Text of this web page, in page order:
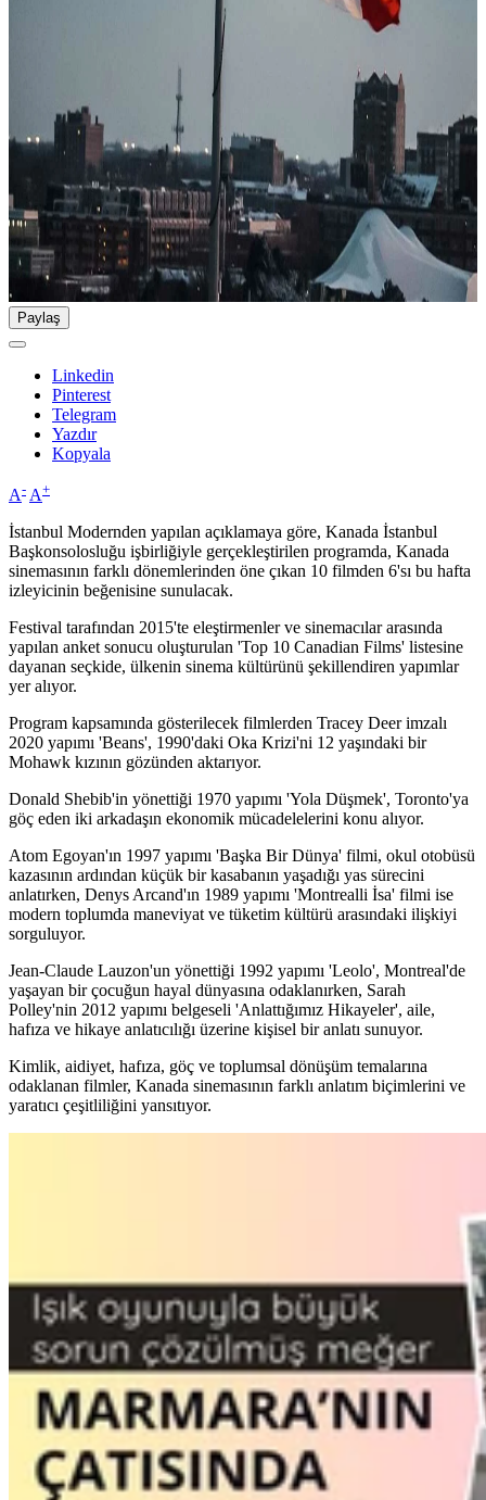
Paylaş
Linkedin
Pinterest
Telegram
Yazdır
Kopyala
A- A+
İstanbul Modernden yapılan açıklamaya göre, Kanada İstanbul
Başkonsolosluğu işbirliğiyle gerçekleştirilen programda, Kanada
sinemasının farklı dönemlerinden öne çıkan 10 filmden 6'sı bu hafta
izleyicinin beğenisine sunulacak.
Festival tarafından 2015'te eleştirmenler ve sinemacılar arasında
yapılan anket sonucu oluşturulan 'Top 10 Canadian Films' listesine
dayanan seçkide, ülkenin sinema kültürünü şekillendiren yapımlar
yer alıyor.
Program kapsamında gösterilecek filmlerden Tracey Deer imzalı
2020 yapımı 'Beans', 1990'daki Oka Krizi'ni 12 yaşındaki bir
Mohawk kızının gözünden aktarıyor.
Donald Shebib'in yönettiği 1970 yapımı 'Yola Düşmek', Toronto'ya
göç eden iki arkadaşın ekonomik mücadelelerini konu alıyor.
Atom Egoyan'ın 1997 yapımı 'Başka Bir Dünya' filmi, okul otobüsü
kazasının ardından küçük bir kasabanın yaşadığı yas sürecini
anlatırken, Denys Arcand'ın 1989 yapımı 'Montrealli İsa' filmi ise
modern toplumda maneviyat ve tüketim kültürü arasındaki ilişkiyi
sorguluyor.
Jean-Claude Lauzon'un yönettiği 1992 yapımı 'Leolo', Montreal'de
yaşayan bir çocuğun hayal dünyasına odaklanırken, Sarah
Polley'nin 2012 yapımı belgeseli 'Anlattığımız Hikayeler', aile,
hafıza ve hikaye anlatıcılığı üzerine kişisel bir anlatı sunuyor.
Kimlik, aidiyet, hafıza, göç ve toplumsal dönüşüm temalarına
odaklanan filmler, Kanada sinemasının farklı anlatım biçimlerini ve
yaratıcı çeşitliliğini yansıtıyor.